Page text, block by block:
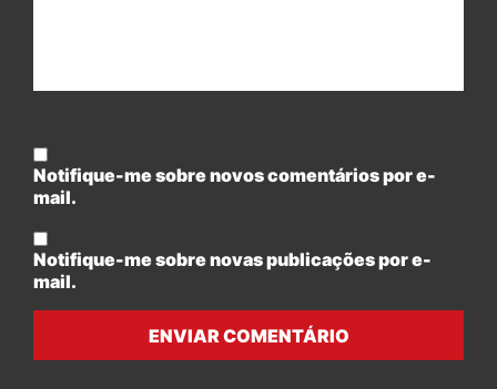
Notifique-me sobre novos comentários por e-
mail.
Notifique-me sobre novas publicações por e-
mail.
ENVIAR COMENTÁRIO